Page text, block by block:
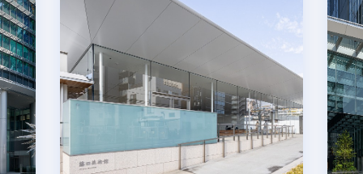
が一致しているため、ガラスを吊った際、ガラスに余分
な回転が生じず、不要な回転モーメントが発生しないこ
とから、ガラス吊り構法が可能となります。これによ
り、ファサード支持構造のデザイン・フレキシビリティ
も一層高まります。
ガラス自重および風荷重は、ガラス１枚毎にX型部品を
介して構造体に伝えられます。特にガラス自重は、X型
部品を吊上げるロッドを介して上部構造体に伝えられま
▼ 支持部品バリエーションの例
合わせガ
ラス
PT＋PT、HS＋HS、PT＋HS
複層ガラ
ス
HS12＋A12＋HS
HS12（Low-E）＋A12＋HS
注） 表中のガラス品種記号